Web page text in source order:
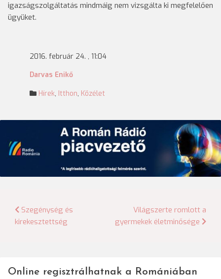
igazságszolgáltatás mindmáig nem vizsgálta ki megfelelően
ügyüket.
2016. február 24. , 11:04
Darvas Enikő
Hírek, Itthon, Közélet
Bejegyzés
navigáció
Szegénység és
kirekesztettség
Világszerte romlott a
gyermekek életminősége
Online regisztrálhatnak a Romániában